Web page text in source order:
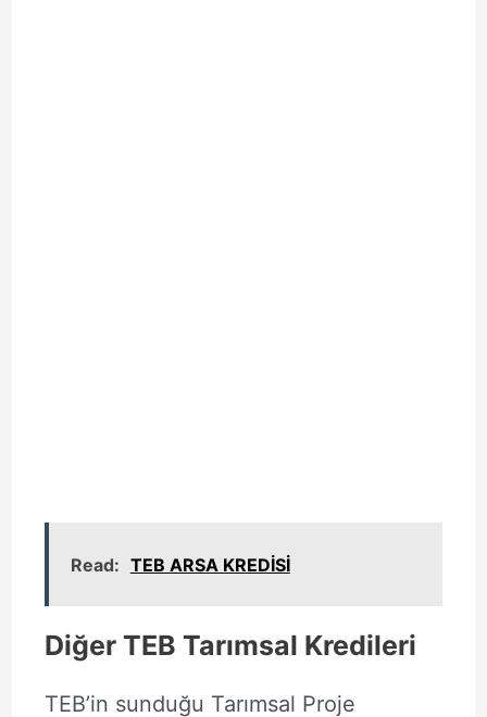
Read: TEB ARSA KREDİSİ
Diğer TEB Tarımsal Kredileri
TEB’in sunduğu Tarımsal Proje